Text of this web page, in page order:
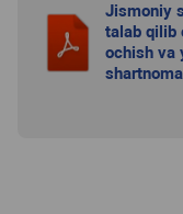
Jismoniy
talab qilib
ochish va